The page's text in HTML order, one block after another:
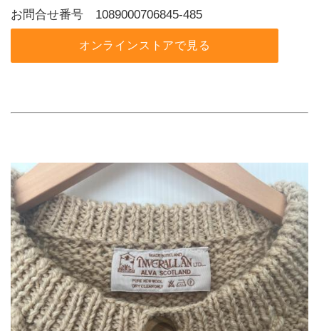
お問合せ番号 1089000706845-485
オンラインストアで見る